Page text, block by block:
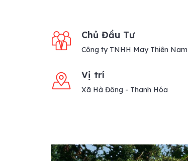
Chủ Đầu Tư
Công ty TNHH May Thiên Nam
Vị trí
Xã Hà Đông - Thanh Hóa